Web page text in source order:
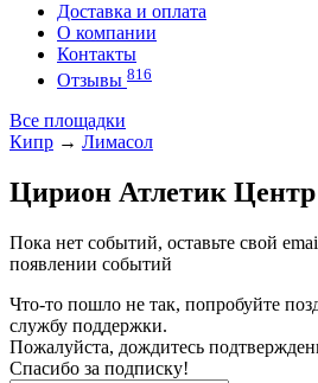
Доставка и оплата
О компании
Контакты
Отзывы 816
Все площадки
Кипр → Лимасол
Цирион Атлетик
Пока нет событий, оставьте свой
появлении событий
Что-то пошло не так, попробуйте
службу поддержки.
Пожалуйста, дождитесь
Спасибо за подписку!